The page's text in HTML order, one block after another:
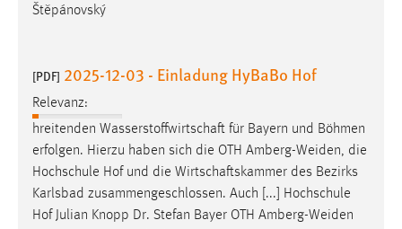
Štěpánovský
[PDF] 2025-12-03 - Einladung HyBaBo Hof
Relevanz:
hreitenden Wasserstoffwirtschaft für Bayern und Böhmen
erfolgen. Hierzu haben sich die OTH Amberg-Weiden, die
Hochschule Hof und die Wirtschaftskammer des Bezirks
Karlsbad zusammengeschlossen. Auch [...] Hochschule
Hof Julian Knopp Dr. Stefan Bayer OTH Amberg-Weiden